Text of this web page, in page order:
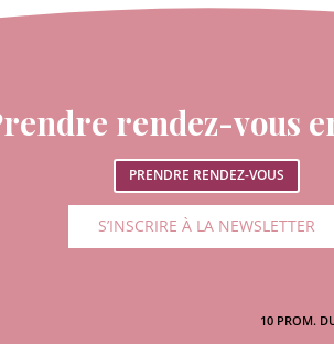
rendez-vous
PRENDRE RENDEZ-VOUS
S’INSCRIRE À LA NEWSLETTER
10 PROM.